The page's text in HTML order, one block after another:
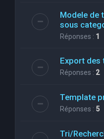
Modele de
sous
Réponses : 1
Export des
Réponses : 2
Template
Réponses : 5
Tri/